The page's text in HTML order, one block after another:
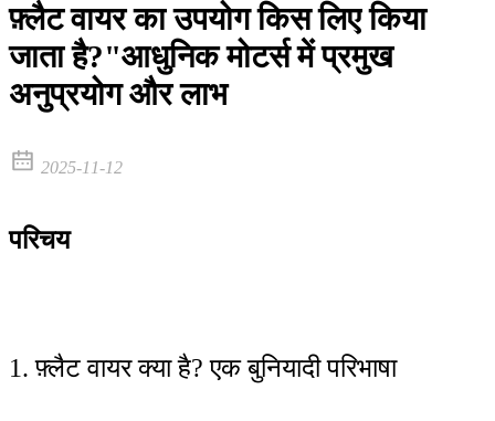
फ़्लैट वायर का उपयोग किस लिए किया
जाता है?"आधुनिक मोटर्स में प्रमुख
अनुप्रयोग और लाभ
2025-11-12
परिचय
1. फ़्लैट वायर क्या है? एक बुनियादी परिभाषा